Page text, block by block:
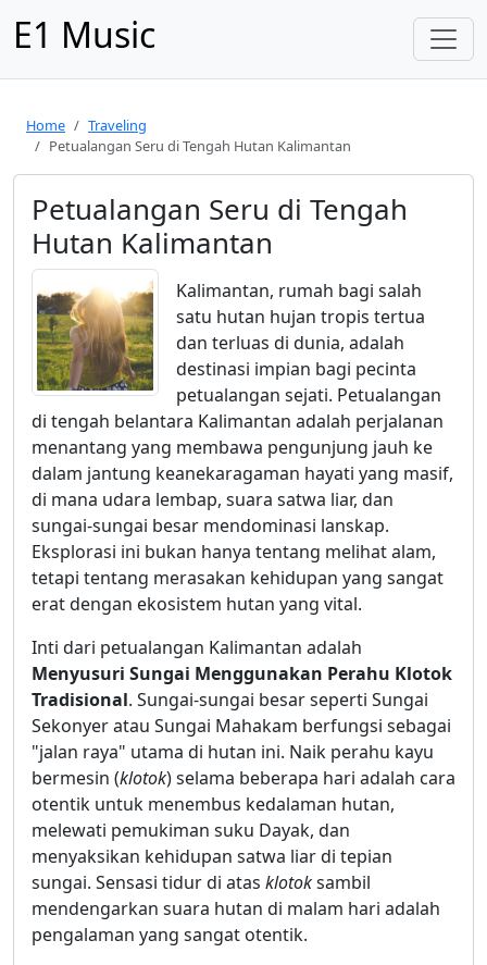
E1 Music
Home
Traveling
Petualangan Seru di Tengah Hutan Kalimantan
Petualangan Seru di Tengah
Hutan Kalimantan
Kalimantan, rumah bagi salah
satu hutan hujan tropis tertua
dan terluas di dunia, adalah
destinasi impian bagi pecinta
petualangan sejati. Petualangan
di tengah belantara Kalimantan adalah perjalanan
menantang yang membawa pengunjung jauh ke
dalam jantung keanekaragaman hayati yang masif,
di mana udara lembap, suara satwa liar, dan
sungai-sungai besar mendominasi lanskap.
Eksplorasi ini bukan hanya tentang melihat alam,
tetapi tentang merasakan kehidupan yang sangat
erat dengan ekosistem hutan yang vital.
Inti dari petualangan Kalimantan adalah
Menyusuri Sungai Menggunakan Perahu Klotok
Tradisional. Sungai-sungai besar seperti Sungai
Sekonyer atau Sungai Mahakam berfungsi sebagai
"jalan raya" utama di hutan ini. Naik perahu kayu
bermesin (klotok) selama beberapa hari adalah cara
otentik untuk menembus kedalaman hutan,
melewati pemukiman suku Dayak, dan
menyaksikan kehidupan satwa liar di tepian
sungai. Sensasi tidur di atas klotoksambil
mendengarkan suara hutan di malam hari adalah
pengalaman yang sangat otentik.